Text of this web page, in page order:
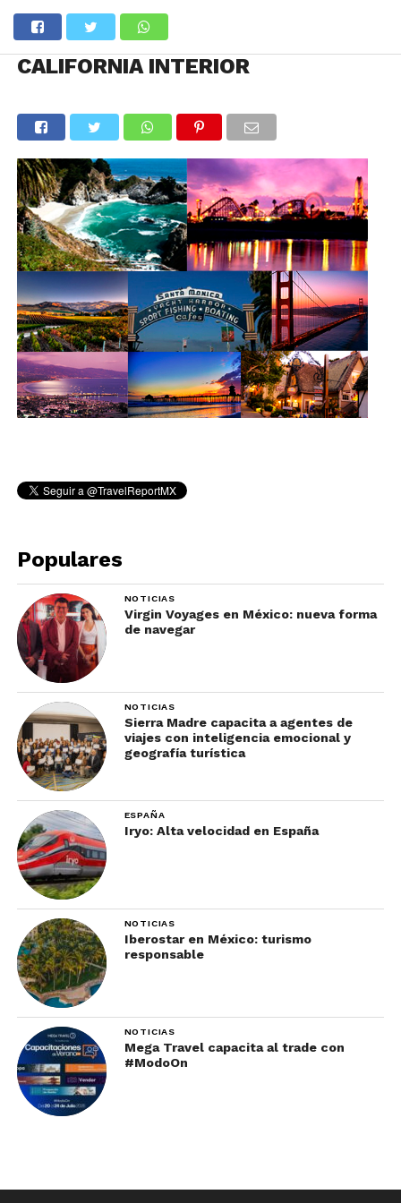
CALIFORNIA INTERIOR
Populares
NOTICIAS
Virgin Voyages en México: nueva forma
de navegar
NOTICIAS
Sierra Madre capacita a agentes de
viajes con inteligencia emocional y
geografía turística
ESPAÑA
Iryo: Alta velocidad en España
NOTICIAS
Iberostar en México: turismo
responsable
NOTICIAS
Mega Travel capacita al trade con
#ModoOn